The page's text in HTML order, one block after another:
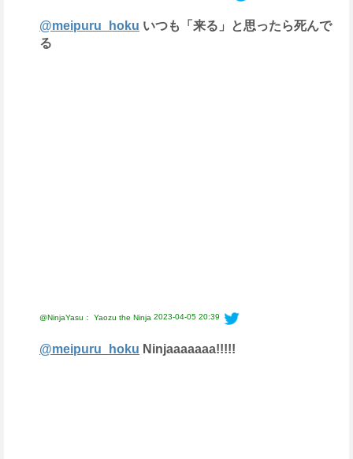
@meipuru_hoku いつも「来る」と思ったら死んで
る
@NinjaYasu： Yaozu the Ninja 2023-04-05 20:39
@meipuru_hoku Ninjaaaaaaa!!!!!